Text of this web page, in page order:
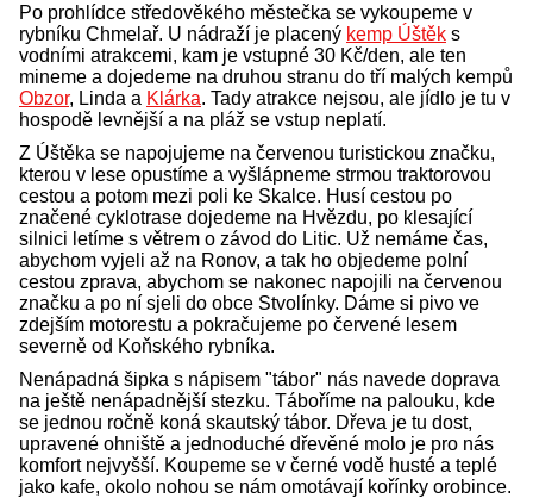
Po prohlídce středověkého městečka se vykoupeme v
rybníku Chmelař. U nádraží je placený kemp Úštěk s
vodními atrakcemi, kam je vstupné 30 Kč/den, ale ten
mineme a dojedeme na druhou stranu do tří malých kempů
Obzor, Linda a Klárka. Tady atrakce nejsou, ale jídlo je tu v
hospodě levnější a na pláž se vstup neplatí.
Z Úštěka se napojujeme na červenou turistickou značku,
kterou v lese opustíme a vyšlápneme strmou traktorovou
cestou a potom mezi poli ke Skalce. Husí cestou po
značené cyklotrase dojedeme na Hvězdu, po klesající
silnici letíme s větrem o závod do Litic. Už nemáme čas,
abychom vyjeli až na Ronov, a tak ho objedeme polní
cestou zprava, abychom se nakonec napojili na červenou
značku a po ní sjeli do obce Stvolínky. Dáme si pivo ve
zdejším motorestu a pokračujeme po červené lesem
severně od Koňského rybníka.
Nenápadná šipka s nápisem "tábor" nás navede doprava
na ještě nenápadnější stezku. Táboříme na palouku, kde
se jednou ročně koná skautský tábor. Dřeva je tu dost,
upravené ohniště a jednoduché dřevěné molo je pro nás
komfort nejvyšší. Koupeme se v černé vodě husté a teplé
jako kafe, okolo nohou se nám omotávají kořínky orobince.